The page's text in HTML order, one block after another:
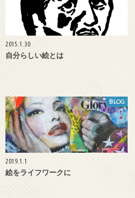
2015.1.30
自分らしい絵とは
BLOG
2019.1.1
絵をライフワークに